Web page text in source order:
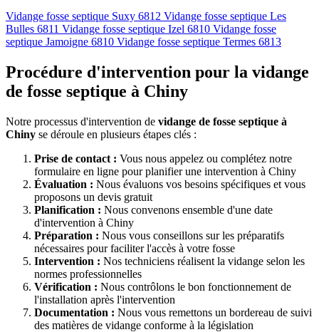
Vidange fosse septique Suxy 6812 Vidange fosse septique Les
Bulles 6811 Vidange fosse septique Izel 6810 Vidange fosse
septique Jamoigne 6810 Vidange fosse septique Termes 6813
Procédure d'intervention pour la vidange
de fosse septique à Chiny
Notre processus d'intervention de vidange de fosse septique à
Chiny se déroule en plusieurs étapes clés :
Prise de contact : Vous nous appelez ou complétez notre
formulaire en ligne pour planifier une intervention à Chiny
Évaluation : Nous évaluons vos besoins spécifiques et vous
proposons un devis gratuit
Planification : Nous convenons ensemble d'une date
d'intervention à Chiny
Préparation : Nous vous conseillons sur les préparatifs
nécessaires pour faciliter l'accès à votre fosse
Intervention : Nos techniciens réalisent la vidange selon les
normes professionnelles
Vérification : Nous contrôlons le bon fonctionnement de
l'installation après l'intervention
Documentation : Nous vous remettons un bordereau de suivi
des matières de vidange conforme à la législation